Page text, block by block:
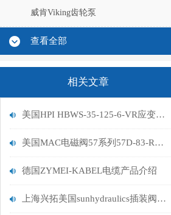
威肯Viking齿轮泵
查看全部
相关文章
美国HPI HBWS-35-125-6-VR应变计技术分析描述
美国MAC电磁阀57系列57D-83-RA数据描述
德国ZYMEI-KABEL电缆产品介绍
上海兴拓美国sunhydraulics插装阀大量到货